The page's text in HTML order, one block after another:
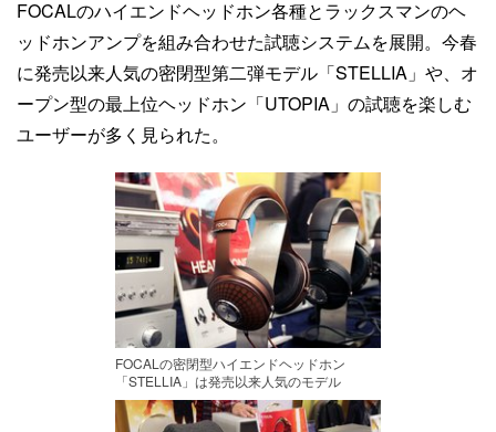
FOCALのハイエンドヘッドホン各種とラックスマンのヘ
ッドホンアンプを組み合わせた試聴システムを展開。今春
に発売以来人気の密閉型第二弾モデル「STELLIA」や、オ
ープン型の最上位ヘッドホン「UTOPIA」の試聴を楽しむ
ユーザーが多く見られた。
FOCALの密閉型ハイエンドヘッドホン
「STELLIA」は発売以来人気のモデル